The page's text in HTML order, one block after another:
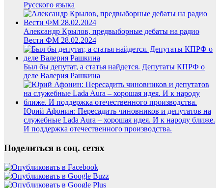
Русского языка
Александр Крылов, предвыборные дебаты на радио
Вести ФМ 28.02.2024
Был бы депутат, а статья найдется. Депутаты КПРФ о
деле Валерия Рашкина
Юрий Афонин: Пересадить чиновников и депутатов на
служебные Lada Aura – хорошая идея. И к народу ближе.
И поддержка отечественного производства.
Поделиться в соц. сетях